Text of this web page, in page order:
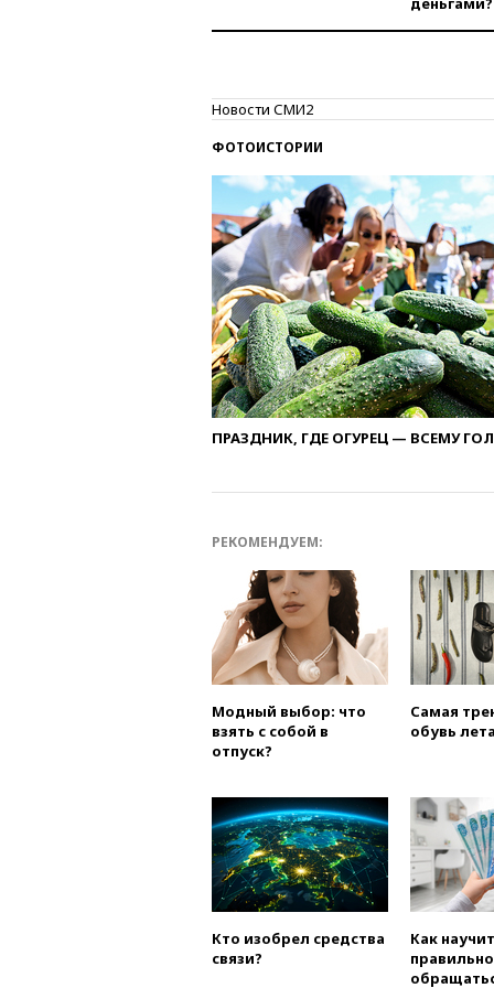
Новости СМИ2
ФОТОИСТОРИИ
ПРАЗДНИК, ГДЕ ОГУРЕЦ — ВСЕМУ
РЕКОМЕНДУЕМ:
Модный выбор: что
взять с собой в
отпуск?
Самая
обувь
Кто изобрел средства
связи?
Как
правильно